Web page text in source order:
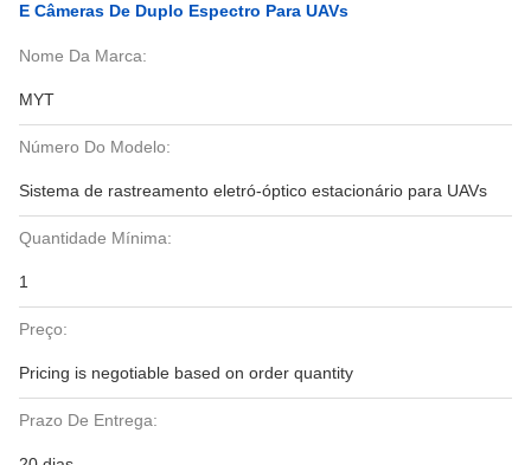
E Câmeras De Duplo Espectro Para UAVs
Nome Da Marca:
MYT
Número Do Modelo:
Sistema de rastreamento eletró-óptico estacionário para UAVs
Quantidade Mínima:
1
Preço:
Pricing is negotiable based on order quantity
Prazo De Entrega: